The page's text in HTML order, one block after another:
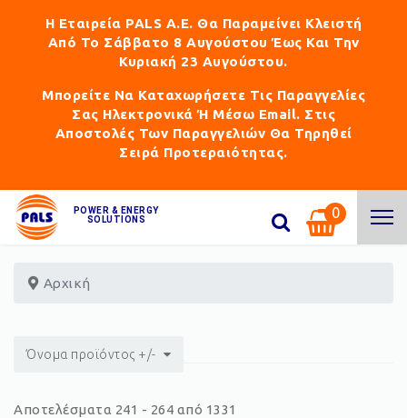
Η Εταιρεία PALS Α.Ε. Θα Παραμείνει Κλειστή
Από Το Σάββατο 8 Αυγούστου Έως Και Την
Κυριακή 23 Αυγούστου.
Μπορείτε Να Καταχωρήσετε Τις Παραγγελίες
Σας Ηλεκτρονικά Ή Μέσω Email. Στις
Αποστολές Των Παραγγελιών Θα Τηρηθεί
Σειρά Προτεραιότητας.
POWER & ENERGY
SOLUTIONS
0
Αρχική
Όνομα προϊόντος +/-
Αποτελέσματα 241 - 264 από 1331